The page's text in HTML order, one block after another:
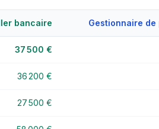
bancaire Gestionnaire de
37 500 €
36 200 €
27 500 €